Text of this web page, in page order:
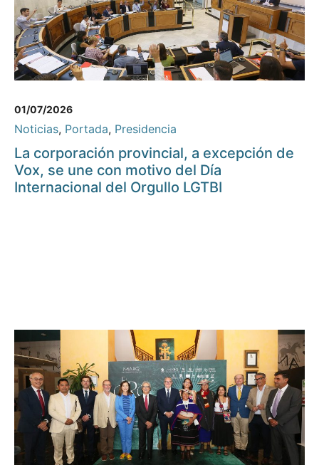
01/07/2026
Noticias, Portada, Presidencia
La corporación provincial, a excepción de
Vox, se une con motivo del Día
Internacional del Orgullo LGTBI